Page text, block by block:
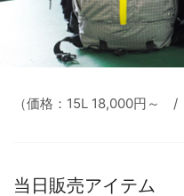
（価格：15L 18,000円～
当日販売アイテム